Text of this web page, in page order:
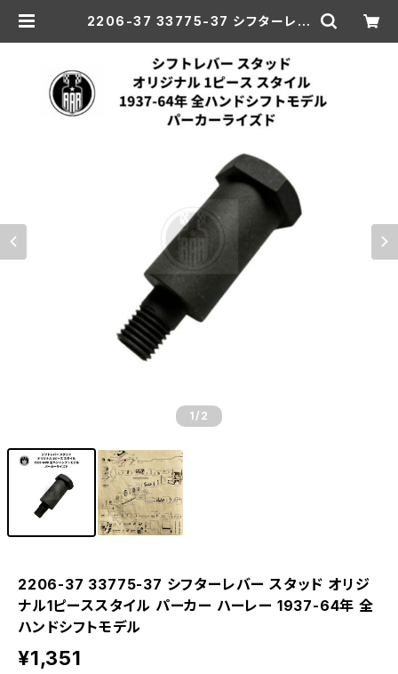
2206-37 33775-37 シフターレバ
全ハンドシフトモデル | aar-hd
1 /2
2206-37 33775-37 シフターレバー スタッド オリジ
ナル1ピーススタイル パーカー ハーレー 1937-64年 全
ハンドシフトモデル
¥1,351